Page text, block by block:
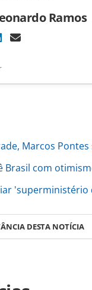
Ramos
Marcos
Brasil com
'superministério
DESTA NOTÍCIA